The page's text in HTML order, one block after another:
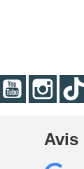
FacebookYouTube
Avis